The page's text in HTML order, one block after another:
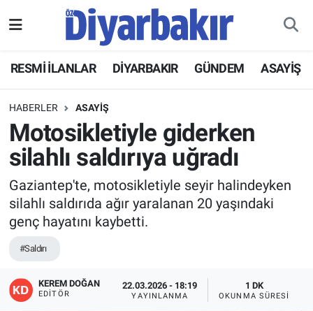
RESMİ İLANLAR DİYARBAKIR GÜNDEM ASAYİŞ
HABERLER ASAYİŞ
Motosikletiyle giderken
silahlı saldırıya uğradı
Gaziantep'te, motosikletiyle seyir halindeyken
silahlı saldırıda ağır yaralanan 20 yaşındaki
genç hayatını kaybetti.
#Saldırı
KEREM DOĞAN
EDITÖR
22.03.2026 - 18:19
YAYINLANMA
1 DK
OKUNMA SÜRESI
ASAYİŞ
DİYARBAKIR
EKONOMİ
GÜNDEM
BÖLGE
Hava Durumu
Namaz Vakitleri
Trafik Durumu
Süper Lig Puan Durumu ve Fikstür
Tüm Manşetler